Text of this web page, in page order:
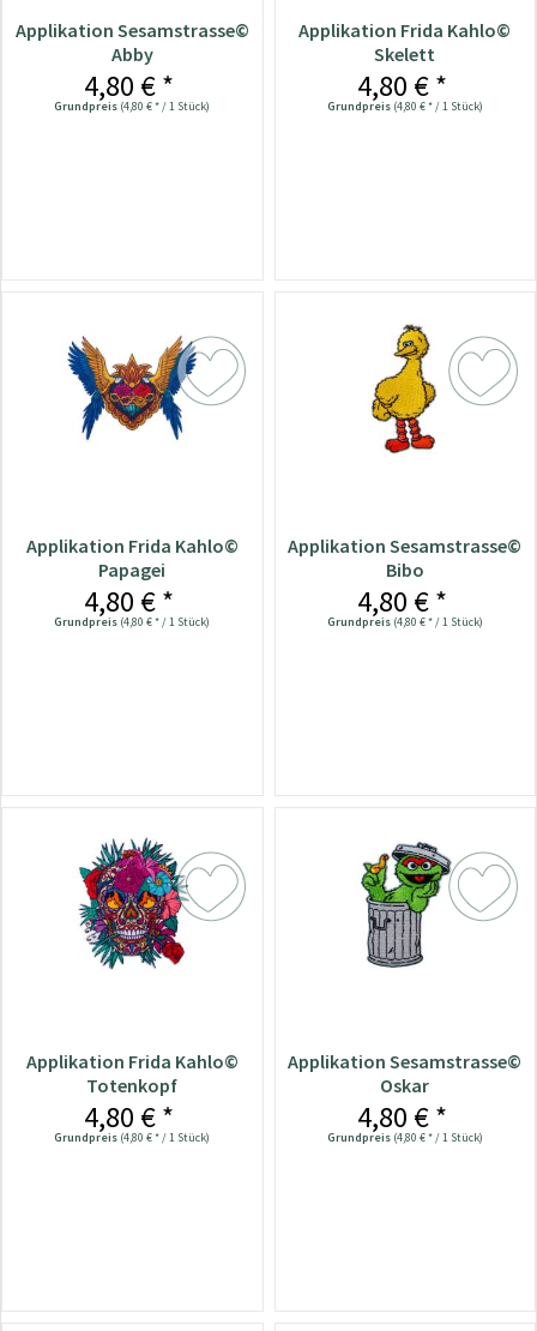
Applikation Sesamstrasse©
Abby
4,80 € *
Grundpreis (4,80 € * / 1 Stück)
Applikation Frida Kahlo©
Skelett
4,80 € *
Grundpreis (4,80 € * / 1 Stück)
Applikation Frida Kahlo©
Papagei
4,80 € *
Grundpreis (4,80 € * / 1 Stück)
Applikation Sesamstrasse©
Bibo
4,80 € *
Grundpreis (4,80 € * / 1 Stück)
Applikation Frida Kahlo©
Totenkopf
4,80 € *
Grundpreis (4,80 € * / 1 Stück)
Applikation Sesamstrasse©
Oskar
4,80 € *
Grundpreis (4,80 € * / 1 Stück)